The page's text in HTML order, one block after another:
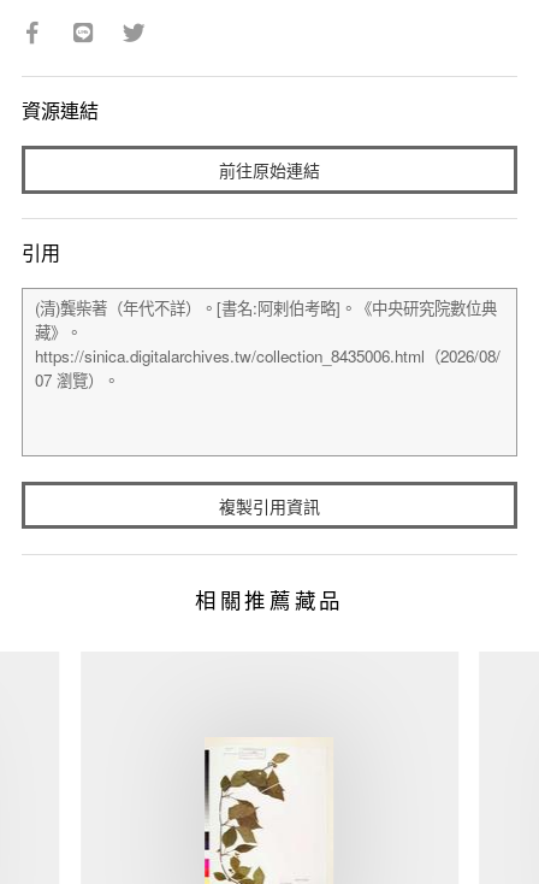
資源連結
前往原始連結
引用
複製引用資訊
相關推薦藏品